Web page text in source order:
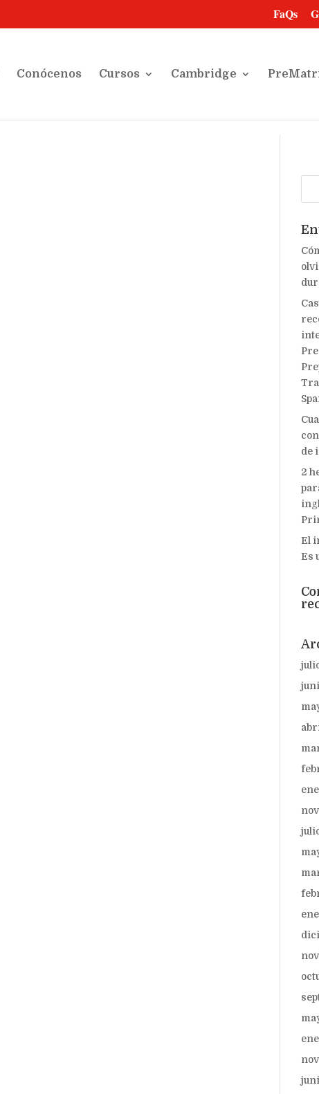
FaQs
Conócenos Cursos Cambridge
de
2
El
Es